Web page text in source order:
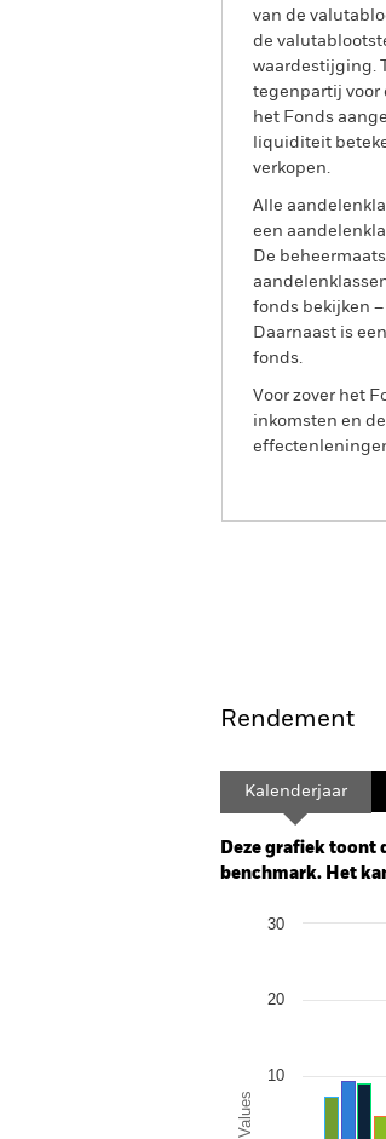
van de
de
waardestijging.
tegenpartij voor
het Fonds
liquiditeit
verkopen.
Alle
een
De
fonds bekijken
Daarnaast is
fonds.
Voor zover het
inkomsten en
Rendement
Kalenderjaar
Deze grafiek toont
benchmark. Het
Bar chart with 4 data
Values
10
20
30